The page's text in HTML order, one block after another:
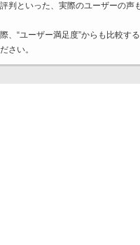
判といった、実際のユーザーの声
、“ユーザー満足度”からも比較す
さい。